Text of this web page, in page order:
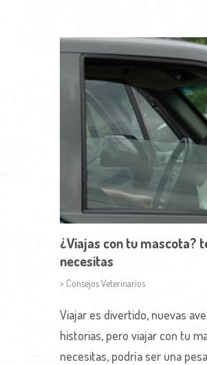
¿Viajas con tu mascota?
necesitas
> Consejos Veterinarios
Viajar es divertido, nuevas
historias, pero viajar con tu
necesitas, podría ser una